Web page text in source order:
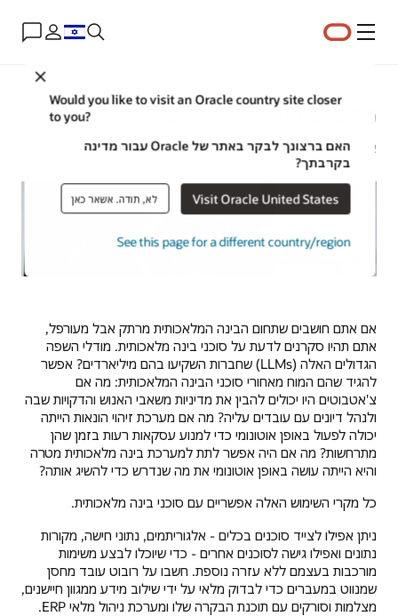
תפריט
Would you like to visit an Oracle country site closer
to you?
האם ברצונך לבקר באתר של Oracle עבור מדינה
בקרבתך?
Visit Oracle United States לא, תודה. אשאר כאן
See this page for a different country/region
מהם סוכני בינה מלאכותית?
ארט ויטמן | מנהל תוכן | 19 בספטמבר 2024
אם אתם חושבים שתחום הבינה המלאכותית מרתק אבל מעורפל,
אתם תהיו סקרנים לדעת על סוכני בינה מלאכותית. מודלי השפה
הגדולים האלה (LLMs) שחברות השקיעו בהם מיליארדים? אפשר
להגיד שהם המוח מאחורי סוכני הבינה המלאכותית: מה אם
צ'אטבוטים היו יכולים להבין את מדיניות משאבי האנוש והדקויות שבה
ולנהל דיונים עם עובדים עליה? מה אם מערכת זיהוי הונאות הייתה
יכולה לפעול באופן אוטונומי כדי למנוע עסקאות רעות בזמן שהן
מתרחשות? מה אם היה אפשר לתת למערכת בינה מלאכותית מטרה
והיא הייתה עושה באופן אוטונומי את מה שנדרש כדי להשיג אותה?
כל מקרי השימוש האלה אפשריים עם סוכני בינה מלאכותית.
ניתן אפילו לצייד סוכנים בכלים - אלגוריתמים, נתוני חישה, מקורות
נתונים ואפילו גישה לסוכנים אחרים - כדי שיוכלו לבצע משימות
מורכבות בעצמם ללא עזרה נוספת. חשבו על רובוט עובד מחסן
שמנווט במעברים כדי לבדוק מלאי על ידי שילוב מידע ממגוון חיישנים,
מצלמות וסורקים עם תוכנת הבקרה שלו ומערכת ניהול מלאי ERP.